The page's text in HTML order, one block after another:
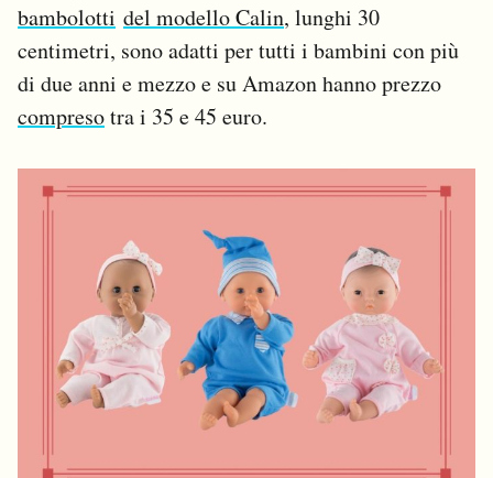
bambolotti del modello Calin, lunghi 30
centimetri, sono adatti per tutti i bambini con più
di due anni e mezzo e su Amazon hanno prezzo
compresotra i 35 e 45 euro.